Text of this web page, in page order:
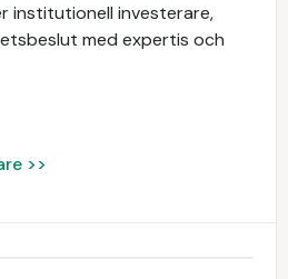
institutionell investerare,
med expertis och
>>